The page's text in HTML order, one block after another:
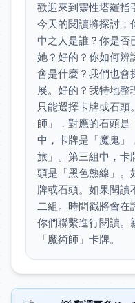
歡迎來到靈性塔羅指
今天的閱讀將探討：
中之人是誰？你是否
她？好的？你如何辨
會是什麼？我們也會
展。好的？我特地整
只能選擇卡牌或石
師」，對應的石頭是
中，卡牌是「魔鬼」
旅」。第三組中，卡
頭是「黑色熱線」。
牌或石頭。如果閱讀
二組。時間戳將會在
你們聯繫進行閱讀。
「魔術師」卡牌。